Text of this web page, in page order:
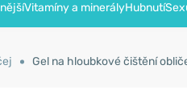
Vitamíny a minerályHubnutí
Gel na hloubkové čištění